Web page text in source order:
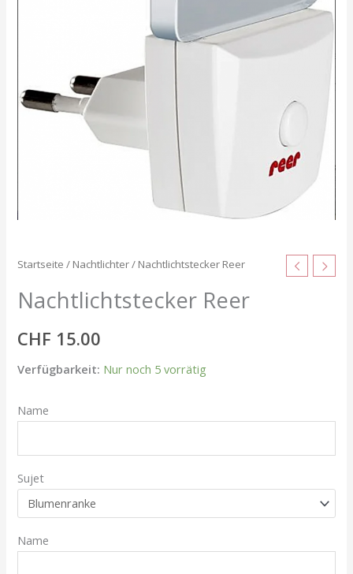
Startseite / Nachtlichter/ Nachtlichtstecker Reer
Nachtlichtstecker Reer
CHF 15.00
Verfügbarkeit: Nur noch 5 vorrätig
Name
Sujet
Name